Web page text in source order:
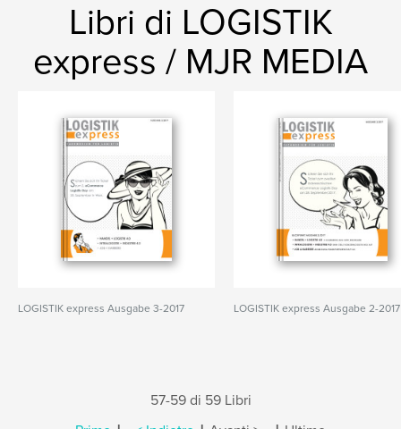
Libri di LOGISTIK
express / MJR MEDIA
LOGISTIK express Ausgabe 3-2017 LOGISTIK express Ausgabe 2-2017
57-59 di 59 Libri